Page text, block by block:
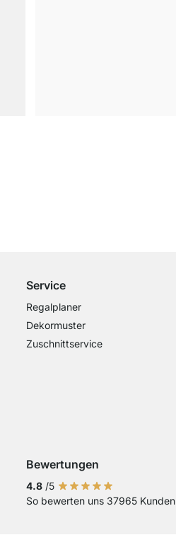
Service
Regalplaner
Dekormuster
Zuschnittservice
Kasse
Vorkasse
Bewertungen
4.8 /5
So bewerten uns 37965 Kunden